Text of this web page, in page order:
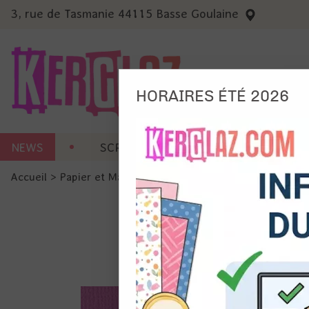
3, rue de Tasmanie 44115 Basse Goulaine
NEWS SCRAP CARTERIE MACHINES
Accueil > Papier et Matière Cardstock
Ils
et du
précises
Si vous
de la
HORAIRES ÉTÉ 2026